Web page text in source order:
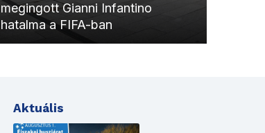
megingott Gianni Infantino
hatalma a FIFA-ban
Aktuális